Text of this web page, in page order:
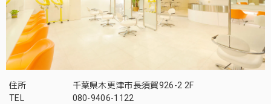
住所
千葉県木更津市長須賀926-2 2F
TEL
080-9406-1122